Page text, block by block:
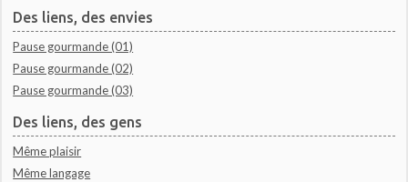
Des liens, des envies
Pause gourmande (01)
Pause gourmande (02)
Pause gourmande (03)
Des liens, des gens
Même plaisir
Même langage